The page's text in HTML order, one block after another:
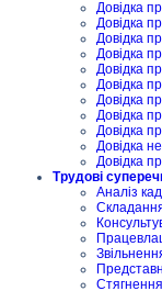
Довідка
Довідка
Довідка
Довідка
Довідка
Довідка
Довідка
Довідка
Довідка
Довідка
Довідка
Трудові
Аналіз